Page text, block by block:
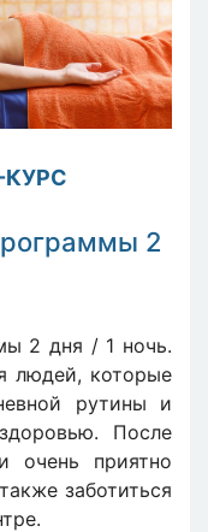
2
2 дня / 1 ночь.
людей, которые
рутины и
После
очень приятно
заботиться